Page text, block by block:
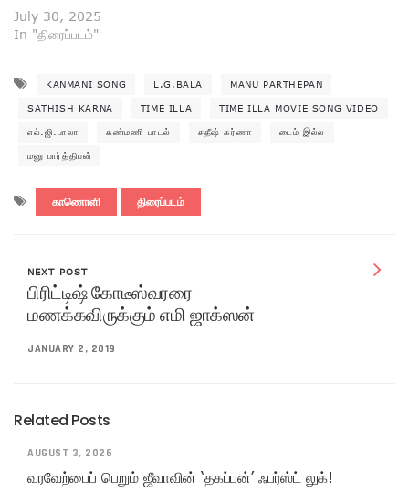
July 30, 2025
In "திரைப்படம்"
KANMANI SONG L.G.BALA MANU PARTHEPAN
SATHISH KARNA TIME ILLA TIME ILLA MOVIE SONG VIDEO
எல்.ஜி.பாலா கண்மணி பாடல் சதீஷ் கர்ணா டைம் இல்ல
மனு பார்த்திபன்
காணொளி திரைப்படம்
NEXT POST
பிரிட்டிஷ் கோடீஸ்வரரை
மணக்கவிருக்கும் எமி ஜாக்ஸன்
JANUARY 2, 2019
Related Posts
AUGUST 3, 2026
வரவேற்பைப் பெறும் ஜீவாவின் ‘தகப்பன்’ ஃபர்ஸ்ட் லுக்!